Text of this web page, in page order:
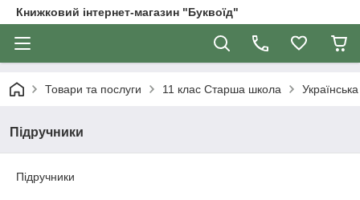
Книжковий інтернет-магазин "Буквоїд"
Товари та послуги 11 клас Старша школа
Підручники
Підручники